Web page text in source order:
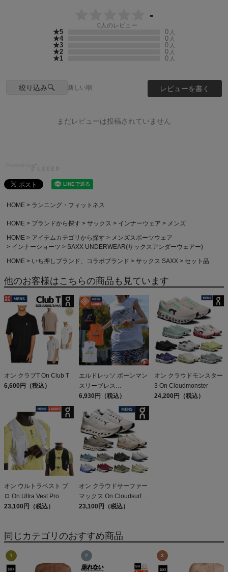
-
0 人のレビュー
★5 0 人
★4 0 人
★3 0 人
★2 0 人
★1 0 人
絞り込み 新しい順 レビューを書く
まだレビューは投稿されていません
HOME ランニング・フィットネス
HOME ブランドから探す サックス インナーウェア
メンズ
HOME
アイテムカテゴリから探す
メンズスポーツウェア
インナーショーツ
SAXX UNDERWEAR(サックスアンダーウェアー)
HOME
いち押しブランド、コラボブランド サックス SAXX セット品
他のお客様はこちらの商品も見ています
オン クラブT On Club T
6,600円（税込）
エルドレッソ ボーンマン
スリーブレス
ELDORESO Boneman
6,930円（税込）
オン クラウドモンスター
3 On Cloudmonster
24,200円（税込）
オン ウルトラベスト プ
ロ On Ultra Vest Pro
23,100円（税込）
オン クラウドサーファー
マックス On Cloudsurfer
Max
23,100円（税込）
同じカテゴリのおすすめ商品